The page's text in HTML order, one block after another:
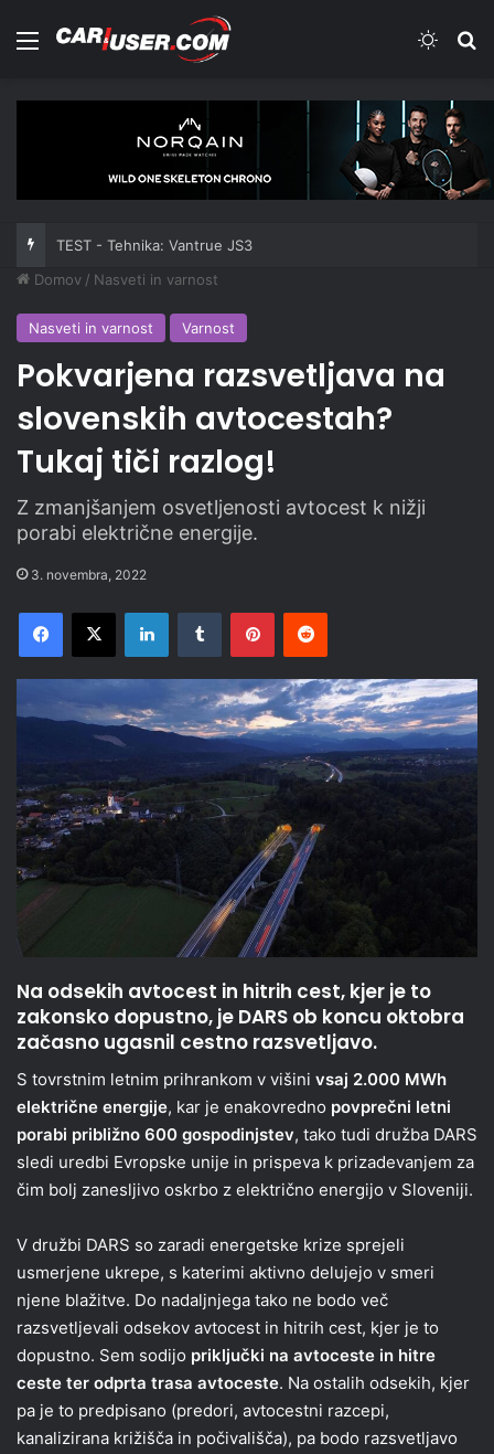
Meni
TEST - Tehnika: Vantrue JS3
Domov / Nasveti in varnost
Nasveti in varnost Varnost
Pokvarjena razsvetljava na
slovenskih avtocestah?
Tukaj tiči razlog!
Z zmanjšanjem osvetljenosti avtocest k nižji
porabi električne energije.
3. novembra, 2022
Facebook
X LinkedInTumblr PinterestReddit
Na odsekih avtocest in hitrih cest, kjer je to
zakonsko dopustno, je DARS ob koncu oktobra
začasno ugasnil cestno razsvetljavo.
S tovrstnim letnim prihrankom v višini vsaj 2.000 MWh
električne energije, kar je enakovredno povprečni letni
porabi približno 600 gospodinjstev, tako tudi družba DARS
sledi uredbi Evropske unije in prispeva k prizadevanjem za
čim bolj zanesljivo oskrbo z električno energijo v Sloveniji.
V družbi DARS so zaradi energetske krize sprejeli
usmerjene ukrepe, s katerimi aktivno delujejo v smeri
njene blažitve. Do nadaljnjega tako ne bodo več
razsvetljevali odsekov avtocest in hitrih cest, kjer je to
dopustno. Sem sodijo priključki na avtoceste in hitre
ceste ter odprta trasa avtoceste. Na ostalih odsekih, kjer
pa je to predpisano (predori, avtocestni razcepi,
kanalizirana križišča in počivališča), pa bodo razsvetljavo